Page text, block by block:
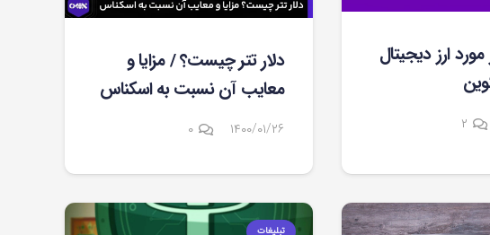
ارز دیجیتال
۲دیدگاه
دلار تتر چیست؟ / مزایا و
معایب آن نسبت به اسکناس
۱۴۰۰/۰۱/۲۶ ۰
تبلیغات